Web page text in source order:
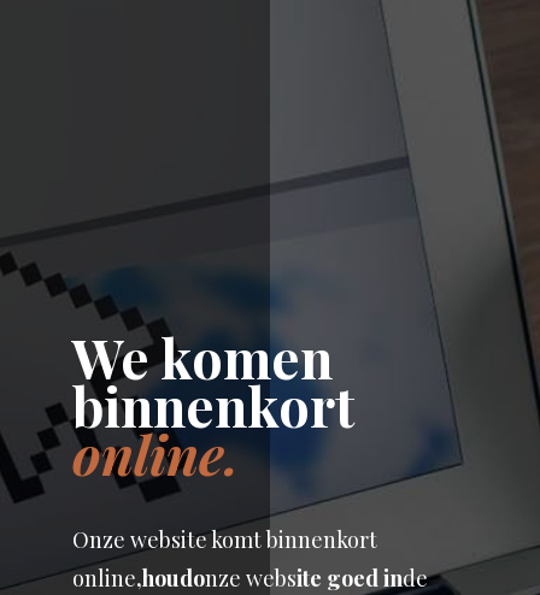
We komen
binnenkort
online.
Onze website komt binnenkort
online,houdonze website goed inde